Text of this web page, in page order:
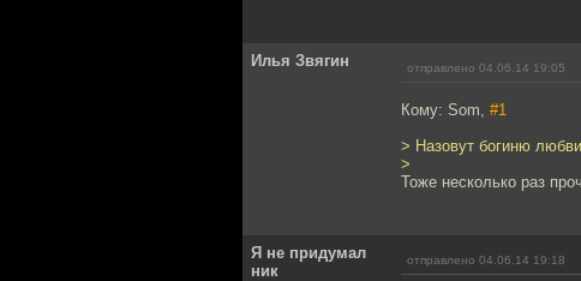
Илья Звягин отправлено 04.06.14 19:05
Кому: Som, #1
> Назовут богиню
>
Тоже несколько раз
Я не придумал
ник
отправлено 04.06.14 19:18